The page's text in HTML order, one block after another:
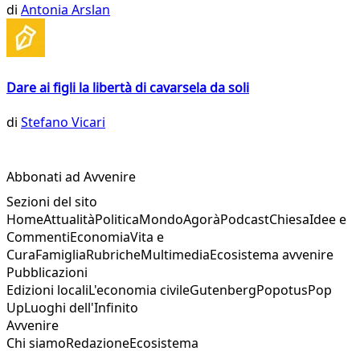
di Antonia Arslan
Dare ai figli la libertà di cavarsela da soli
di Stefano Vicari
Abbonati ad Avvenire
Sezioni del sito
HomeAttualitàPoliticaMondoAgoràPodcastChiesaIdee e
CommentiEconomiaVita e
CuraFamigliaRubricheMultimediaEcosistema avvenire
Pubblicazioni
Edizioni localiL'economia civileGutenbergPopotusPop
UpLuoghi dell'Infinito
Avvenire
Chi siamoRedazioneEcosistema